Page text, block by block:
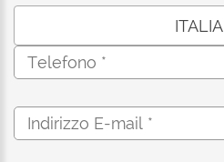
ITALIA